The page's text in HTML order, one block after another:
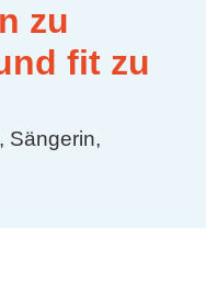
zu
fit zu
Sängerin,